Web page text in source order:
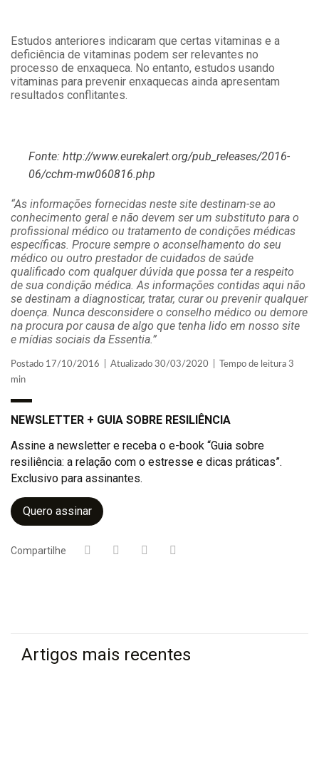
Estudos anteriores indicaram que certas vitaminas e a
deficiência de vitaminas podem ser relevantes no
processo de enxaqueca. No entanto, estudos usando
vitaminas para prevenir enxaquecas ainda apresentam
resultados conflitantes.
Fonte: http://www.eurekalert.org/pub_releases/2016-
06/cchm-mw060816.php
“As informações fornecidas neste site destinam-se ao
conhecimento geral e não devem ser um substituto para o
profissional médico ou tratamento de condições médicas
específicas. Procure sempre o aconselhamento do seu
médico ou outro prestador de cuidados de saúde
qualificado com qualquer dúvida que possa ter a respeito
de sua condição médica. As informações contidas aqui não
se destinam a diagnosticar, tratar, curar ou prevenir qualquer
doença. Nunca desconsidere o conselho médico ou demore
na procura por causa de algo que tenha lido em nosso site
e mídias sociais da Essentia.”
Postado 17/10/2016 | Atualizado 30/03/2020 | Tempo de leitura 3
min
NEWSLETTER + GUIA SOBRE RESILIÊNCIA
Assine a newsletter e receba o e-book “Guia sobre
resiliência: a relação com o estresse e dicas práticas”.
Exclusivo para assinantes.
Quero assinar
Compartilhe
Artigos mais recentes